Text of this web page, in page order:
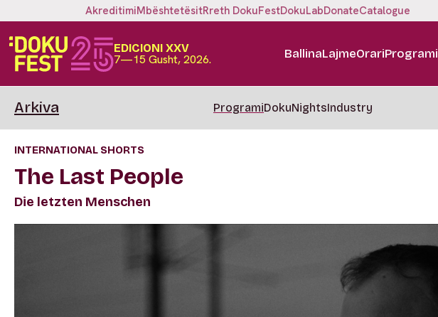
AkreditimiMbështetësitRreth DokuFestDokuLabDonateCatalogue
EDICIONI XXV
7—15 Gusht, 2026. BallinaLajmeOrariProgrami
Arkiva ProgramiDokuNightsIndustry
INTERNATIONAL SHORTS
The Last People
Die letzten Menschen